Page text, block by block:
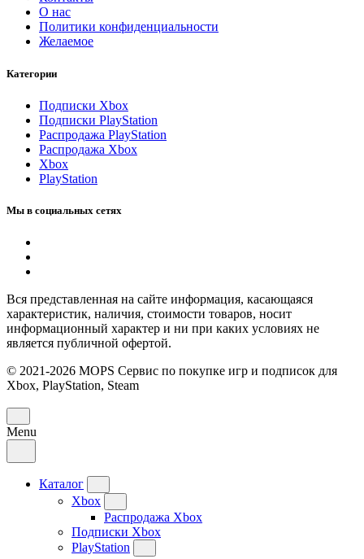
О нас
Политики конфиденциальности
Желаемое
Категории
Подписки Xbox
Подписки PlayStation
Распродажа PlayStation
Распродажа Xbox
Xbox
PlayStation
Мы в социальных сетях
Вся представленная на сайте информация, касающаяся
характеристик, наличия, стоимости товаров, носит
информационный характер и ни при каких условиях не
является публичной офертой.
© 2021-2026 MOPS Сервис по покупке игр и подписок для
Xbox, PlayStation, Steam
Menu
Каталог
Xbox
Распродажа Xbox
Подписки Xbox
PlayStation